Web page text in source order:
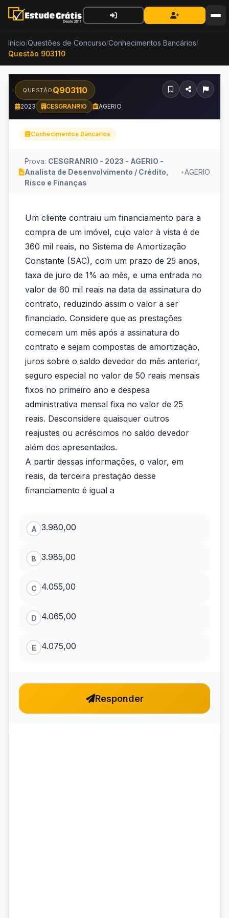
Início/Questões de Concurso/Conhecimentos Bancários/
Questão 903110
QUESTÃO Q903110
2023 CESGRANRIO AGERIO
Conhecimentos Bancários
Prova: CESGRANRIO - 2023 - AGERIO -
Analista de Desenvolvimento / Crédito,
Risco e Finanças
•AGERIO
Um
cliente
contraiu
um
financiamento
para
compra
de
um
im
Um cliente contraiu um financiamento para a
compra de um imóvel, cujo valor à vista é de
360 mil reais, no Sistema de Amortização
Constante (SAC), com um prazo de 25 anos,
taxa de juro de 1% ao mês, e uma entrada no
valor de 60 mil reais na data da assinatura do
contrato, reduzindo assim o valor a ser
financiado. Considere que as prestações
comecem um mês após a assinatura do
contrato e sejam compostas de amortização,
juros sobre o saldo devedor do mês anterior,
seguro especial no valor de 50 reais mensais
fixos no primeiro ano e despesa
administrativa mensal fixa no valor de 25
reais. Desconsidere quaisquer outros
reajustes ou acréscimos no saldo devedor
além dos apresentados.
A partir dessas informações, o valor, em
reais, da terceira prestação desse
financiamento é igual a
A 3.980,00
B 3.985,00
C 4.055,00
D 4.065,00
E 4.075,00
Responder